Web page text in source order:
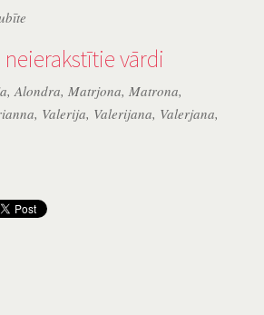
vārdi
,Alondra, Matrjona, Matrona,
, Valerija, Valerijana, Valerjana,